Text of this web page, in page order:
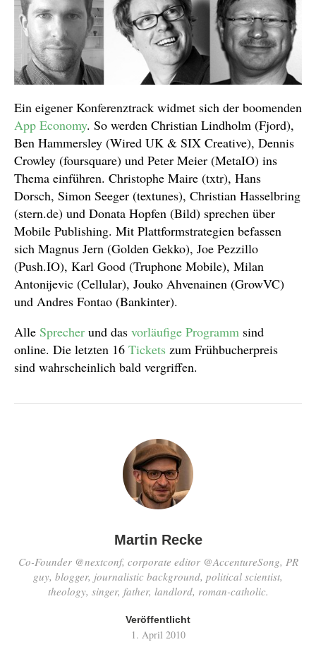
Ein eigener Konferenztrack widmet sich der boomenden
App Economy. So werden Christian Lindholm (Fjord),
Ben Hammersley (Wired UK & SIX Creative), Dennis
Crowley (foursquare) und Peter Meier (MetaIO) ins
Thema einführen. Christophe Maire (txtr), Hans
Dorsch, Simon Seeger (textunes), Christian Hasselbring
(stern.de) und Donata Hopfen (Bild) sprechen über
Mobile Publishing. Mit Plattformstrategien befassen
sich Magnus Jern (Golden Gekko), Joe Pezzillo
(Push.IO), Karl Good (Truphone Mobile), Milan
Antonijevic (Cellular), Jouko Ahvenainen (GrowVC)
und Andres Fontao (Bankinter).
Alle Sprecher und das vorläufige Programm sind
online. Die letzten 16 Tickets zum Frühbucherpreis
sind wahrscheinlich bald vergriffen.
Martin Recke
Co-Founder @nextconf, corporate editor @AccentureSong, PR
guy, blogger, journalistic background, political scientist,
theology, singer, father, landlord, roman-catholic.
Veröffentlicht
1. April 2010